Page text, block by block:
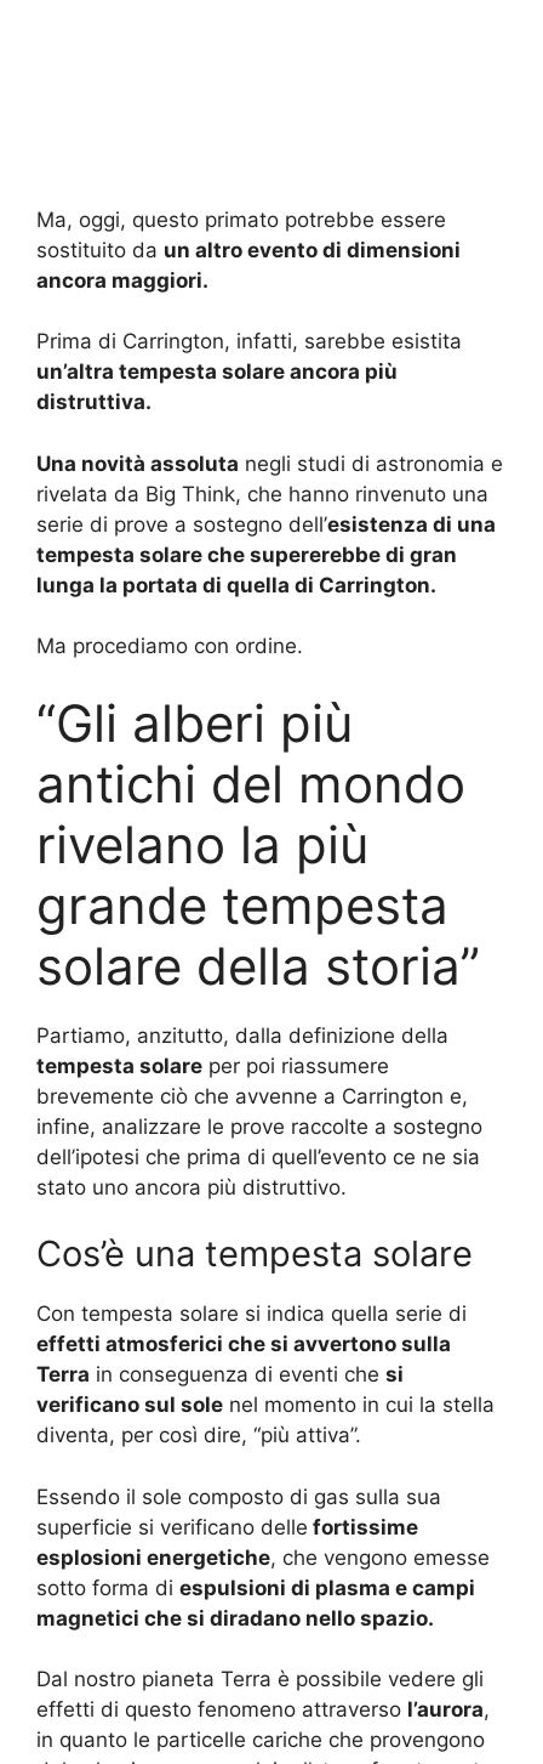
Ma, oggi, questo primato potrebbe essere
sostituito da un altro evento di dimensioni
ancora maggiori.
Prima di Carrington, infatti, sarebbe esistita
un’altra tempesta solare ancora più
distruttiva.
Una novità assoluta negli studi di astronomia e
rivelata da Big Think, che hanno rinvenuto una
serie di prove a sostegno dell’esistenza di una
tempesta solare che supererebbe di gran
lunga la portata di quella di Carrington.
Ma procediamo con ordine.
“Gli alberi più
antichi del mondo
rivelano la più
grande tempesta
solare della storia”
Partiamo, anzitutto, dalla definizione della
tempesta solare per poi riassumere
brevemente ciò che avvenne a Carrington e,
infine, analizzare le prove raccolte a sostegno
dell’ipotesi che prima di quell’evento ce ne sia
stato uno ancora più distruttivo.
Cos’è una tempesta solare
Con tempesta solare si indica quella serie di
effetti atmosferici che si avvertono sulla
Terra in conseguenza di eventi che si
verificano sul sole nel momento in cui la stella
diventa, per così dire, “più attiva”.
Essendo il sole composto di gas sulla sua
superficie si verificano delle fortissime
esplosioni energetiche, che vengono emesse
sotto forma di espulsioni di plasma e campi
magnetici che si diradano nello spazio.
Dal nostro pianeta Terra è possibile vedere gli
effetti di questo fenomeno attraverso l’aurora,
in quanto le particelle cariche che provengono